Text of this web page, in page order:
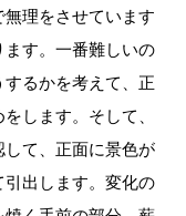
理をさせています
ます。一番難しいの
るかを考えて、正
します。そして、
て、正面に景色が
出します。変化の